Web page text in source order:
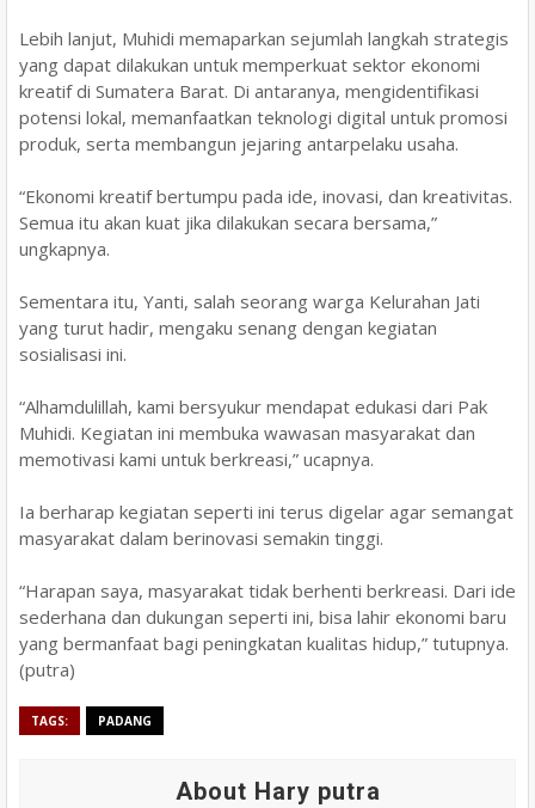
Lebih lanjut, Muhidi memaparkan sejumlah langkah strategis
yang dapat dilakukan untuk memperkuat sektor ekonomi
kreatif di Sumatera Barat. Di antaranya, mengidentifikasi
potensi lokal, memanfaatkan teknologi digital untuk promosi
produk, serta membangun jejaring antarpelaku usaha.
“Ekonomi kreatif bertumpu pada ide, inovasi, dan kreativitas.
Semua itu akan kuat jika dilakukan secara bersama,”
ungkapnya.
Sementara itu, Yanti, salah seorang warga Kelurahan Jati
yang turut hadir, mengaku senang dengan kegiatan
sosialisasi ini.
“Alhamdulillah, kami bersyukur mendapat edukasi dari Pak
Muhidi. Kegiatan ini membuka wawasan masyarakat dan
memotivasi kami untuk berkreasi,” ucapnya.
Ia berharap kegiatan seperti ini terus digelar agar semangat
masyarakat dalam berinovasi semakin tinggi.
“Harapan saya, masyarakat tidak berhenti berkreasi. Dari ide
sederhana dan dukungan seperti ini, bisa lahir ekonomi baru
yang bermanfaat bagi peningkatan kualitas hidup,” tutupnya.
(putra)
TAGS: PADANG
About Hary putra